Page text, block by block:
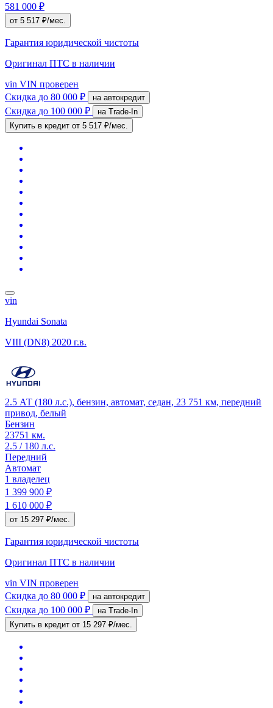
581 000 ₽
от 5 517 ₽/мес.
Гарантия юридической чистоты
Оригинал ПТС в наличии
vin VIN проверен
Скидка до 80 000 ₽ на автокредит
Скидка до 100 000 ₽
на Trade-In
Купить в кредит от 5 517 ₽/мес.
vin
Hyundai Sonata
VIII (DN8) 2020 г.в.
2.5 АТ (180 л.с.), бензин, автомат, седан, 23 751 км, передний
привод, белый
Бензин
23751 км.
2.5 / 180 л.с.
Передний
Автомат
1 владелец
1 399 900 ₽
1 610 000 ₽
от 15 297 ₽/мес.
Гарантия юридической чистоты
Оригинал ПТС в наличии
vin VIN проверен
Скидка до 80 000 ₽ на автокредит
Скидка до 100 000 ₽
на Trade-In
Купить в кредит от 15 297 ₽/мес.